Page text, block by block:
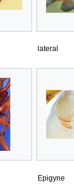
lateral
Epigyne